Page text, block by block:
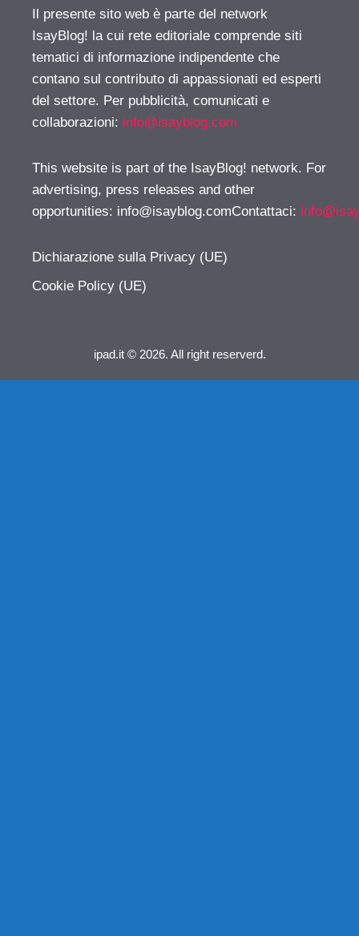
Il presente sito web è parte del network
IsayBlog! la cui rete editoriale comprende siti
tematici di informazione indipendente che
contano sul contributo di appassionati ed esperti
del settore. Per pubblicità, comunicati e
collaborazioni: info@isayblog.com
This website is part of the IsayBlog! network. For
advertising, press releases and other
opportunities: info@isayblog.comContattaci:
Dichiarazione sulla Privacy (UE)
Cookie Policy (UE)
ipad.it © 2026. All right reserverd.